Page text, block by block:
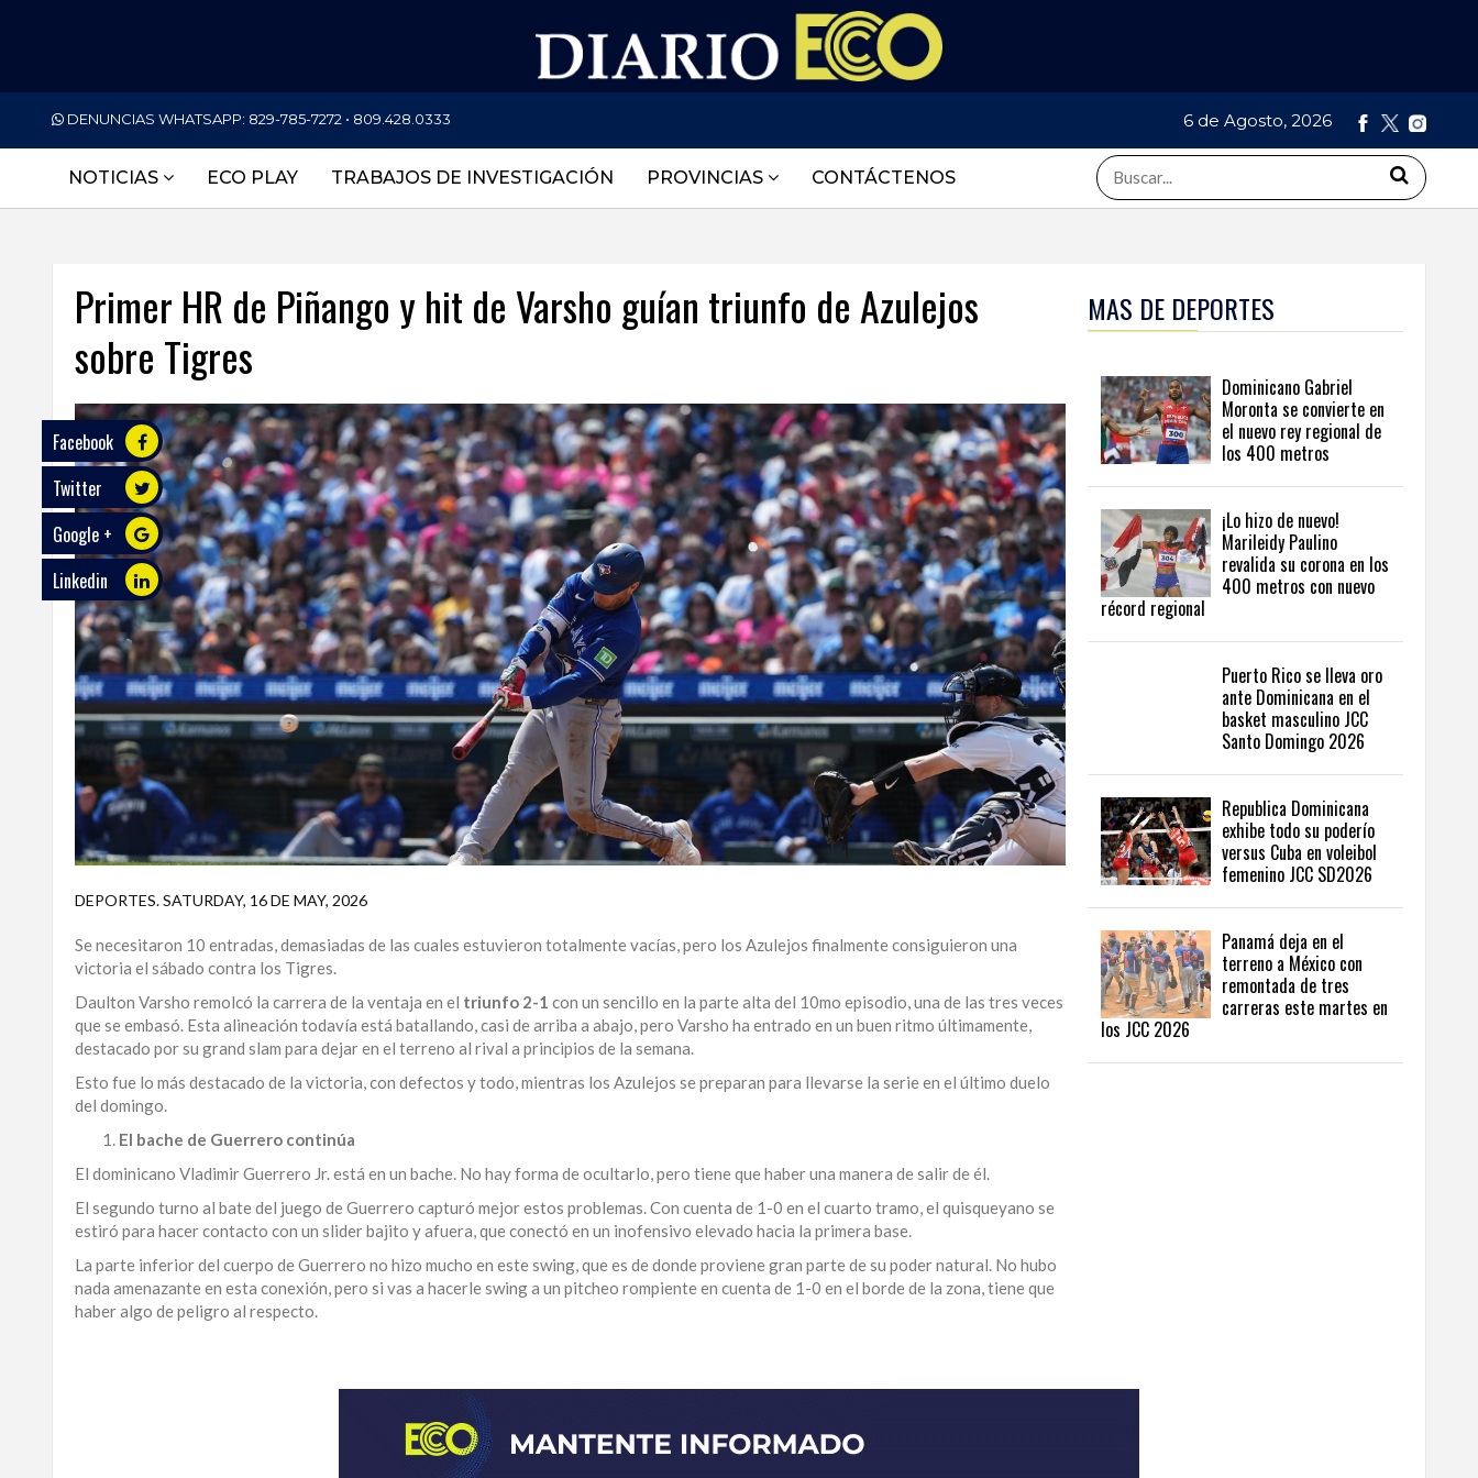
DENUNCIAS WHATSAPP: 829-785-7272 • 809.428.0333 6 de Agosto, 2026
NOTICIAS ECO PLAY TRABAJOS DE INVESTIGACIÓN PROVINCIAS CONTÁCTENOS
NACIONALES
ECONOMÍA
DEPORTES
SALUD
TECNOLOGÍA
ECO
PLAY
TRABAJOS
INVESTIGACIÓN
PROVINCIAS
DISTRITO
NACIONAL
SANTO
DOMINGO
SANTIAGO
JUAN
ALTAGRACIA
PUERTO
PLATA
Primer HR de Piñango y hit de Varsho guían triunfo de Azulejos
sobre Tigres
Facebook
Twitter
Google +
Linkedin
DEPORTES.SATURDAY, 16 DE MAY, 2026
Se necesitaron 10 entradas, demasiadas de las cuales estuvieron totalmente vacías, pero los Azulejos finalmente consiguieron una
victoria el sábado contra los Tigres.
Daulton Varsho remolcó la carrera de la ventaja en el triunfo 2-1 con un sencillo en la parte alta del 10mo episodio, una de las tres veces
que se embasó. Esta alineación todavía está batallando, casi de arriba a abajo, pero Varsho ha entrado en un buen ritmo últimamente,
destacado por su grand slam para dejar en el terreno al rival a principios de la semana.
Esto fue lo más destacado de la victoria, con defectos y todo, mientras los Azulejos se preparan para llevarse la serie en el último duelo
del domingo.
El bache de Guerrero continúa
El dominicano Vladimir Guerrero Jr. está en un bache. No hay forma de ocultarlo, pero tiene que haber una manera de salir de él.
El segundo turno al bate del juego de Guerrero capturó mejor estos problemas. Con cuenta de 1-0 en el cuarto tramo, el quisqueyano se
estiró para hacer contacto con un slider bajito y afuera, que conectó en un inofensivo elevado hacia la primera base.
La parte inferior del cuerpo de Guerrero no hizo mucho en este swing, que es de donde proviene gran parte de su poder natural. No hubo
nada amenazante en esta conexión, pero si vas a hacerle swing a un pitcheo rompiente en cuenta de 1-0 en el borde de la zona, tiene que
haber algo de peligro al respecto.
MAS DE DEPORTES
Dominicano Gabriel
Moronta se convierte en
el nuevo rey regional de
los 400 metros
¡Lo hizo de nuevo!
Marileidy Paulino
revalida su corona en los
400 metros con nuevo
récord regional
Puerto Rico se lleva oro
ante Dominicana en el
basket masculino JCC
Santo Domingo 2026
Republica Dominicana
exhibe todo su poderío
versus Cuba en voleibol
femenino JCC SD2026
Panamá deja en el
terreno a México con
remontada de tres
carreras este martes en
los JCC 2026